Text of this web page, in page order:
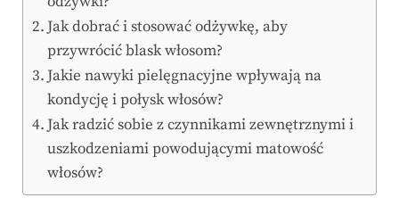
Jak dobrać i stosować odżywkę, aby
przywrócić blask włosom?
Jakie nawyki pielęgnacyjne wpływają na
kondycję i połysk włosów?
Jak radzić sobie z czynnikami zewnętrznymi i
uszkodzeniami powodującymi matowość
włosów?